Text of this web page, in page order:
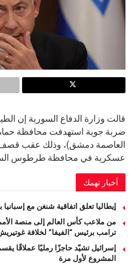
قالت وزارة الدفاع السورية إن
ضربة جوية استهدفت محافظة
العاصمة دمشق)، وذلك عقب
عسكرية في محافظة طرطوس
أخبار تهمك
إيطاليا تعلق اتفاقية شنغن مع
من ملاعب كأس العالم إلى منصة
ترامب برئيس “الفيفا” لخلافة
إسرائيل تشيّد حاجزًا رمليًا عملاقًا
المشروع لأول مرة